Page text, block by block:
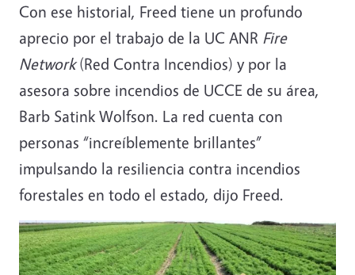
Con ese historial, Freed tiene un profundo
aprecio por el trabajo de la UC ANR Fire
Network(Red Contra Incendios) y por la
asesora sobre incendios de UCCE de su área,
Barb Satink Wolfson. La red cuenta con
personas “increíblemente brillantes”
impulsando la resiliencia contra incendios
forestales en todo el estado, dijo Freed.
Image